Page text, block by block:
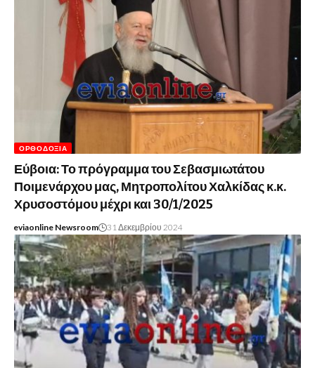
ΟΡΘΟΔΟΞΊΑ
Εύβοια: Το πρόγραμμα του Σεβασμιωτάτου
Ποιμενάρχου μας, Μητροπολίτου Χαλκίδας κ.κ.
Χρυσοστόμου μέχρι και 30/1/2025
eviaonline Newsroom 31 Δεκεμβρίου 2024